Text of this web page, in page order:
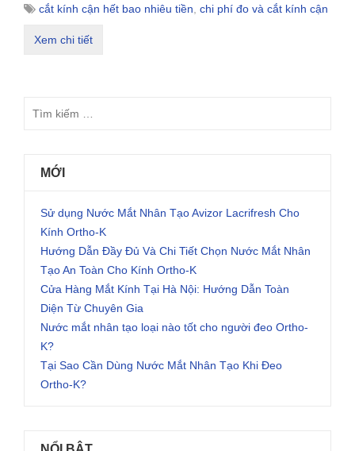
cắt kính cận hết bao nhiêu tiền chi phí đo và cắt kính cận
Xem chi tiết
MỚI
Sử dụng Nước Mắt Nhân Tạo Avizor Lacrifresh Cho
Kính Ortho-K
Hướng Dẫn Đầy Đủ Và Chi Tiết Chọn Nước Mắt Nhân
Tạo An Toàn Cho Kính Ortho-K
Cửa Hàng Mắt Kính Tại Hà Nội: Hướng Dẫn Toàn
Diện Từ Chuyên Gia
Nước mắt nhân tạo loại nào tốt cho người đeo Ortho-
K?
Tại Sao Cần Dùng Nước Mắt Nhân Tạo Khi Đeo
Ortho-K?